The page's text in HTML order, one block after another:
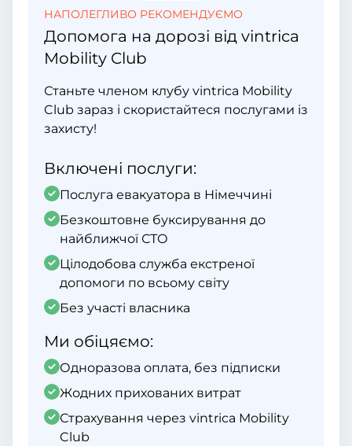
НАПОЛЕГЛИВО РЕКОМЕНДУЄМО
Допомога на дорозі від vintrica
Mobility Club
Станьте членом клубу vintrica Mobility
Club зараз і скористайтеся послугами із
захисту!
Включені послуги:
Послуга евакуатора в Німеччині
Безкоштовне буксирування до
найближчої СТО
Цілодобова служба екстреної
допомоги по всьому світу
Без участі власника
Ми обіцяємо:
Одноразова оплата, без підписки
Жодних прихованих витрат
Страхування через vintrica Mobility
Club